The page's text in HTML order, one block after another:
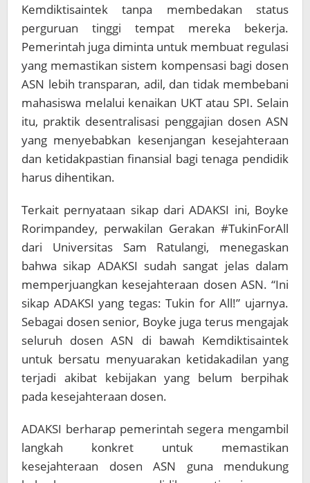
Kemdiktisaintek tanpa membedakan status
perguruan tinggi tempat mereka bekerja.
Pemerintah juga diminta untuk membuat regulasi
yang memastikan sistem kompensasi bagi dosen
ASN lebih transparan, adil, dan tidak membebani
mahasiswa melalui kenaikan UKT atau SPI. Selain
itu, praktik desentralisasi penggajian dosen ASN
yang menyebabkan kesenjangan kesejahteraan
dan ketidakpastian finansial bagi tenaga pendidik
harus dihentikan.
Terkait pernyataan sikap dari ADAKSI ini, Boyke
Rorimpandey, perwakilan Gerakan #TukinForAll
dari Universitas Sam Ratulangi, menegaskan
bahwa sikap ADAKSI sudah sangat jelas dalam
memperjuangkan kesejahteraan dosen ASN. “Ini
sikap ADAKSI yang tegas: Tukin for All!” ujarnya.
Sebagai dosen senior, Boyke juga terus mengajak
seluruh dosen ASN di bawah Kemdiktisaintek
untuk bersatu menyuarakan ketidakadilan yang
terjadi akibat kebijakan yang belum berpihak
pada kesejahteraan dosen.
ADAKSI berharap pemerintah segera mengambil
langkah konkret untuk memastikan
kesejahteraan dosen ASN guna mendukung